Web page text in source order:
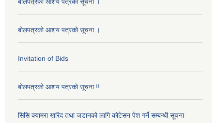
बोलपत्रको आशय पत्रको सूचना ।
Invitation of Bids
बोलपत्रको आशय पत्रको सूचना !!
सिसि क्यामरा खरिद तथा जडानको लागि कोटेसन पेश गर्ने सम्बन्धी सूचना